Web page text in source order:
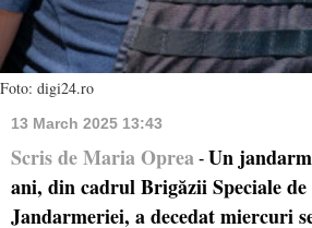
Foto: digi24.ro
13 March 2025 13:43
Scris de Maria Oprea - Un
ani, din cadrul Brigăzii Speciale
Jandarmeriei, a decedat miercuri